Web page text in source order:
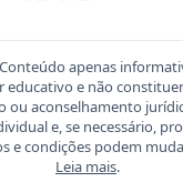
Conteúdo apenas
educativo e não
ou aconselhamento
e, se necessário,
e condições podem
Leia mais.